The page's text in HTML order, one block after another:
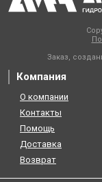
Заказ,
Компания
О компании
Контакты
Помощь
Доставка
Возврат